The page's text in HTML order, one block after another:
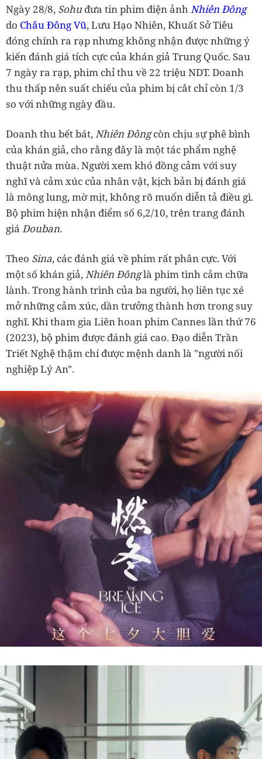
Ngày 28/8, Sohu đưa tin phim điện ảnhNhiên Đông
do Châu Đông Vũ, Lưu Hạo Nhiên, Khuất Sở Tiêu
đóng chính ra rạp nhưng không nhận được những ý
kiến đánh giá tích cực của khán giả Trung Quốc. Sau
7 ngày ra rạp, phim chỉ thu về 22 triệu NDT. Doanh
thu thấp nên suất chiếu của phim bị cắt chỉ còn 1/3
so với những ngày đầu.
Doanh thu bết bát,Nhiên Đôngcòn chịu sự phê bình
của khán giả, cho rằng đây là một tác phẩm nghệ
thuật nửa mùa. Người xem khó đồng cảm với suy
nghĩ và cảm xúc của nhân vật, kịch bản bị đánh giá
là mông lung, mờ mịt, không rõ muốn diễn tả điều gì.
Bộ phim hiện nhận điểm số 6,2/10, trên trang đánh
giá Douban.
Theo Sina, các đánh giá về phim rất phân cực. Với
một số khán giả,Nhiên Đônglà phim tình cảm chữa
lành. Trong hành trình của ba người, họ liên tục xé
mở những cảm xúc, dần trưởng thành hơn trong suy
nghĩ. Khi tham gia Liên hoan phim Cannes lần thứ 76
(2023), bộ phim được đánh giá cao. Đạo diễn Trần
Triết Nghệ thậm chí được mệnh danh là "người nối
nghiệp Lý An".